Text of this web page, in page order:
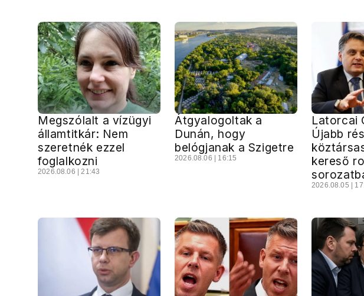
Megszólalt a vízügyi
államtitkár: Nem
szeretnék ezzel
foglalkozni
2026.08.06 | 21:43
Átgyalogoltak a
Dunán, hogy
belógjanak a Szigetre
2026.08.06 | 16:15
Latorcai
Újabb
kereső
2026.08.05 |